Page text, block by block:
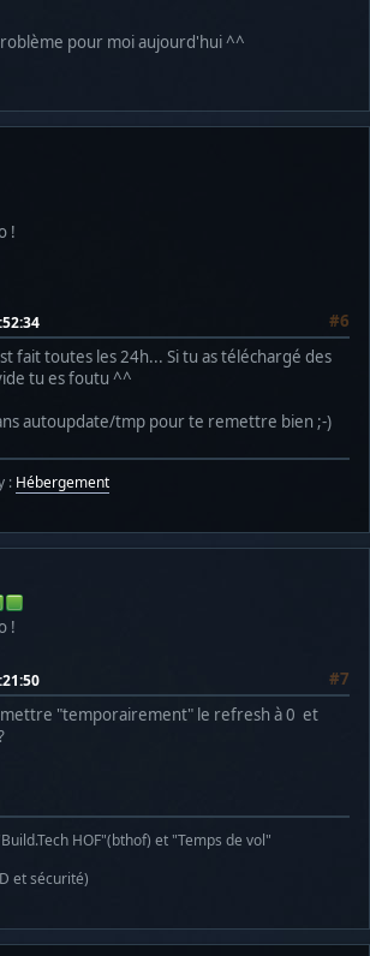
pour moi aujourd'hui ^^
!
#6
fait toutes les 24h... Si tu as téléchargé des
tu es foutu ^^
autoupdate/tmp pour te remettre bien ;-)
: Hébergement
!
#7
mettre "temporairement" le refresh à 0 et
HOF"(bthof) et "Temps de vol"
et sécurité)